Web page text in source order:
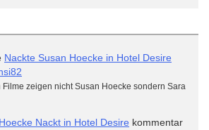
Nackte Susan Hoecke in Hotel Desire
zeigen nicht Susan Hoecke sondern Sara
Nackt in Hotel Desire kommentar